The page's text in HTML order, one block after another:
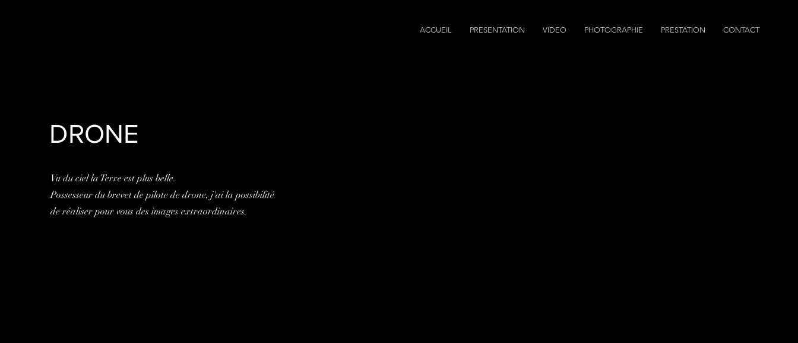
ACCUEIL PRESENTATION VIDEO PHOTOGRAPHIE PRESTATION CONTACT
DRONE
Vu du ciel la Terre est plus belle.
Possesseur du brevet de pilote de drone, j'ai la possibilité
de réaliser pour vous des images extraordinaires.